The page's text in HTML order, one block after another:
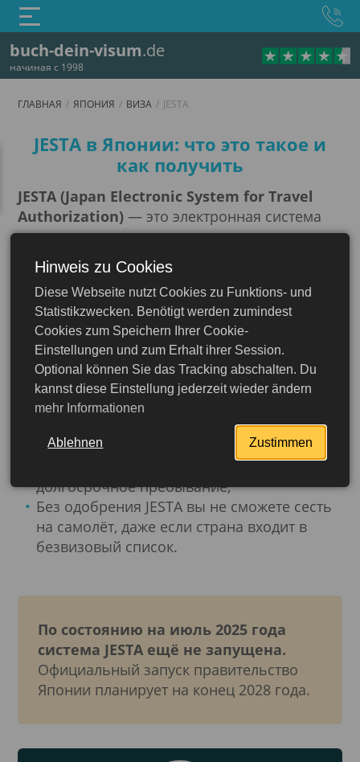
buch-dein-visum.de
начиная с 1998
Япония
Подробнее
ГЛАВНАЯ ЯПОНИЯ ВИЗА JESTA
JESTA
JESTA в Японии: что это такое и
как получить
JESTA (Japan Electronic System for Travel
Authorization) — это электронная система
предварительного разрешения на въезд в
Японию, которая используется для граждан
определённых стран, планирующих
краткосрочные поездки без визы. Она была
введена японским правительством для
упрощения въезда туристов, повышения
безопасности и сокращения времени
прохождения контроля в аэропорту.
Что нужно знать:
JESTA действует только
на одну поездку
Не даёт права на работу, учёбу или
долгосрочное пребывание;
Без одобрения JESTA вы не сможете сесть
на самолёт, даже если страна входит в
безвизовый список.
По состоянию на июль 2025 года
система JESTA ещё не запущена.
Официальный запуск правительство
Японии планирует на конец 2028 года.
Hinweis zu Cookies
Diese Webseite nutzt Cookies zu Funktions- und
Statistikzwecken. Benötigt werden zumindest
Cookies zum Speichern Ihrer Cookie-
Einstellungen und zum Erhalt ihrer Session.
Optional können Sie das Tracking abschalten. Du
kannst diese Einstellung jederzeit wieder ändern
mehr Informationen
Ablehnen Zustimmen